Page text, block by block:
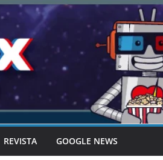
REVISTA GOOGLE NEWS